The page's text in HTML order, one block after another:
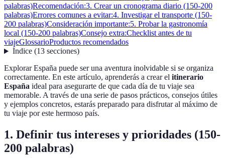
palabras)Recomendación:3. Crear un cronograma diario (150-200
palabras)Errores comunes a evitar:4. Investigar el transporte (150-
200 palabras)Consideración importante:5. Probar la gastronomía
local (150-200 palabras)Consejo extra:Checklist antes de tu
viajeGlossarioProductos recomendados
Índice(13 secciones)
Explorar España puede ser una aventura inolvidable si se organiza
correctamente. En este artículo, aprenderás a crear el itinerario
España ideal para asegurarte de que cada día de tu viaje sea
memorable. A través de una serie de pasos prácticos, consejos útiles
y ejemplos concretos, estarás preparado para disfrutar al máximo de
tu viaje por este hermoso país.
1. Definir tus intereses y prioridades (150-
200 palabras)